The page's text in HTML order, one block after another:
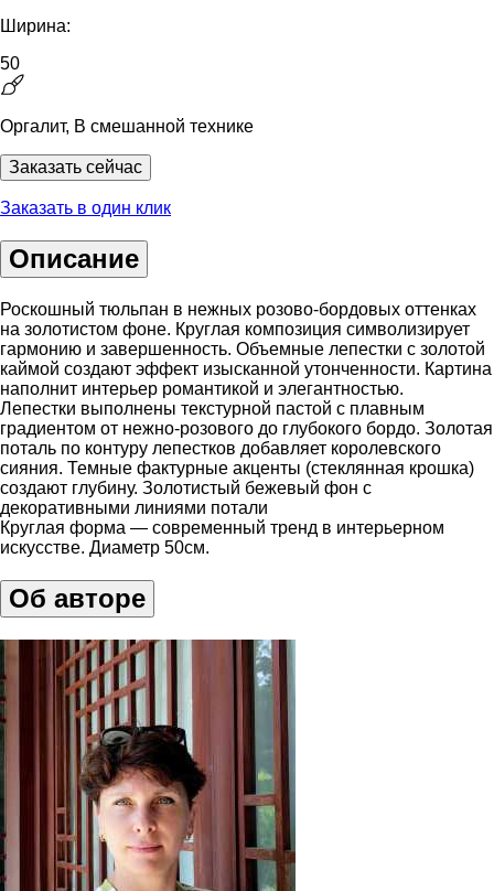
Ширина:
50
Оргалит, В смешанной технике
Заказать сейчас
Заказать в один клик
Описание
Роскошный тюльпан в нежных розово-бордовых оттенках
на золотистом фоне. Круглая композиция символизирует
гармонию и завершенность. Объемные лепестки с золотой
каймой создают эффект изысканной утонченности. Картина
наполнит интерьер романтикой и элегантностью.
Лепестки выполнены текстурной пастой с плавным
градиентом от нежно-розового до глубокого бордо. Золотая
поталь по контуру лепестков добавляет королевского
сияния. Темные фактурные акценты (стеклянная крошка)
создают глубину. Золотистый бежевый фон с
декоративными линиями потали
Круглая форма — современный тренд в интерьерном
искусстве. Диаметр 50см.
Об авторе